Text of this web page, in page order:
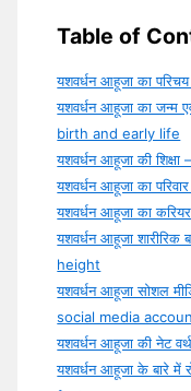
Table of
यशवर्धन आहूजा का
यशवर्धन आहूजा का जन्म
birth and early life
यशवर्धन आहूजा की
यशवर्धन आहूजा का
यशवर्धन आहूजा का
यशवर्धन आहूजा
height
यशवर्धन आहूजा सोशल
social media
यशवर्धन आहूजा की नेट
यशवर्धन आहूजा के बारे में